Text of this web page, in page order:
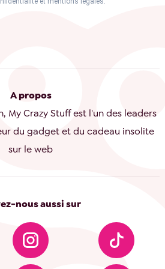
A propos
My Crazy Stuff est l'un des leaders
du gadget et du cadeau insolite
sur le web
nous aussi sur